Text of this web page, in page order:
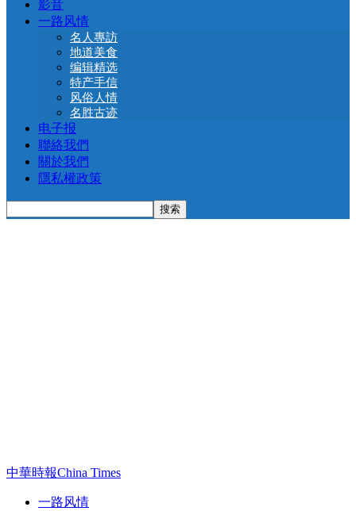
影音
一路风情
名人專訪
地道美食
编辑精选
特产手信
风俗人情
名胜古迹
电子报
聯絡我們
關於我們
隱私權政策
中華時報China Times
一路风情